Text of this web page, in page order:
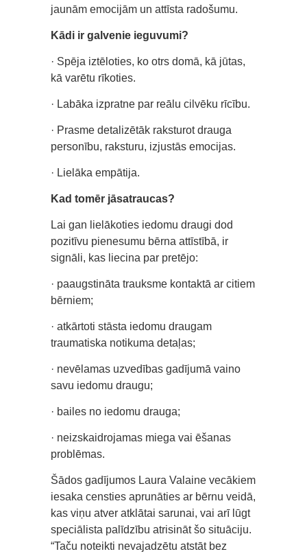
jaunām emocijām un attīsta radošumu.
Kādi ir galvenie ieguvumi?
· Spēja iztēloties, ko otrs domā, kā jūtas,
kā varētu rīkoties.
· Labāka izpratne par reālu cilvēku rīcību.
· Prasme detalizētāk raksturot drauga
personību, raksturu, izjustās emocijas.
· Lielāka empātija.
Kad tomēr jāsatraucas?
Lai gan lielākoties iedomu draugi dod
pozitīvu pienesumu bērna attīstībā, ir
signāli, kas liecina par pretējo:
· paaugstināta trauksme kontaktā ar citiem
bērniem;
· atkārtoti stāsta iedomu draugam
traumatiska notikuma detaļas;
· nevēlamas uzvedības gadījumā vaino
savu iedomu draugu;
· bailes no iedomu drauga;
· neizskaidrojamas miega vai ēšanas
problēmas.
Šādos gadījumos Laura Valaine vecākiem
iesaka censties aprunāties ar bērnu veidā,
kas viņu atver atklātai sarunai, vai arī lūgt
speciālista palīdzību atrisināt šo situāciju.
“Taču noteikti nevajadzētu atstāt bez